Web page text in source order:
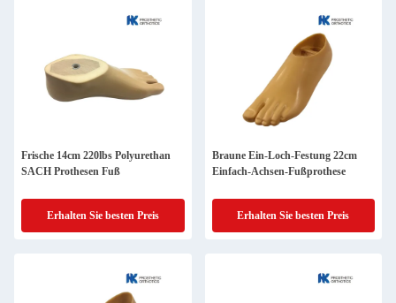
Frische 14cm 220lbs Polyurethan
SACH Prothesen Fuß
Erhalten Sie besten Preis
Braune Ein-Loch-Festung 22cm
Einfach-Achsen-Fußprothese
Erhalten Sie besten Preis